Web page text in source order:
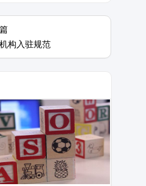
构入驻规范
聊别的，就和大家谈谈
今生，只有清楚的知道
史，才能更好的去做ASO
的小伙伴都知道百度账号
时候都需要验证，特别是
项目的时候，需要的是大